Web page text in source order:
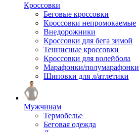
Кроссовки
Беговые кроссовки
Кроссовки непромокаемые
Внедорожники
Кроссовки для бега зимой
Теннисные кроссовки
Кроссовки для волейбола
Марафонки/полумарафонки
Шиповки для л/атлетики
Мужчинам
Термобелье
Беговая одежда